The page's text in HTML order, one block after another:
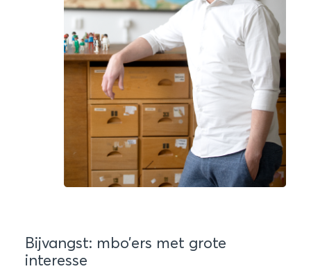
Bijvangst: mbo’ers met grote
interesse